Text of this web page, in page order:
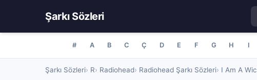
Şarkı Sözleri
# A B C Ç D E F G H I
Şarkı Sözleri R Radiohead Radiohead Şarkı Sözleri I Am A